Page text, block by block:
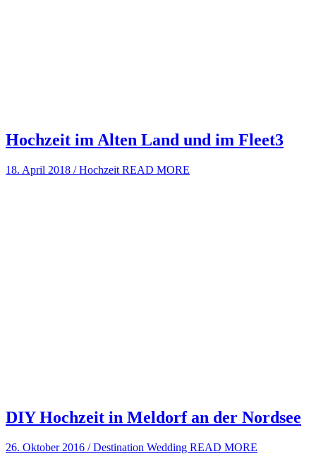
Hochzeit im Alten Land und im Fleet3
18. April 2018 /Hochzeit READ MORE
DIY Hochzeit in Meldorf an der Nordsee
26. Oktober 2016 /Destination Wedding READ MORE